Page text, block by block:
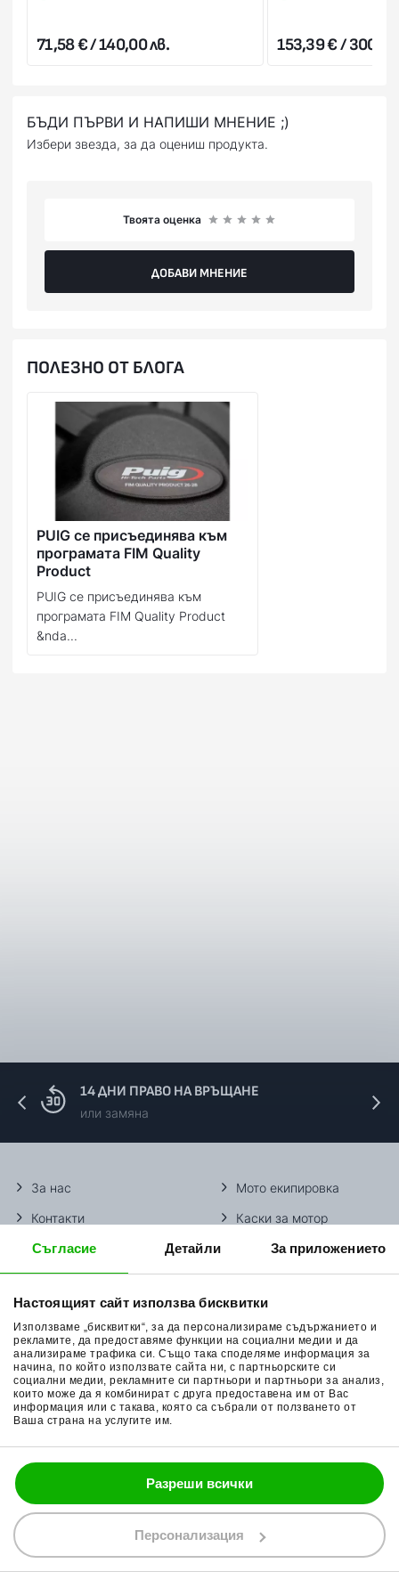
Съгласие Детайли За приложението
Настоящият сайт използва бисквитки
Използваме „бисквитки“, за да персонализираме съдържанието и
рекламите, да предоставяме функции на социални медии и да
анализираме трафика си. Също така споделяме информация за
начина, по който използвате сайта ни, с партньорските си
социални медии, рекламните си партньори и партньори за анализ,
които може да я комбинират с друга предоставена им от Вас
информация или с такава, която са събрали от ползването от
Ваша страна на услугите им.
Разреши всички
Персонализация
Стойността на поръчката се заплаща на куриера в брой
71,58 € / 140,00 лв. 153,39 € /
БЪДИ ПЪРВИ И НАПИШИ МНЕНИЕ ;)
Избери звезда, за да оцениш продукта.
Твоята оценка
ДОБАВИ МНЕНИЕ
ПОЛЕЗНО ОТ БЛОГА
PUIG се присъединява към
програмата FIM Quality
Product
PUIG се присъединява към
програмата FIM Quality Product
&nda...
14 ДНИ ПРАВО НА ВРЪЩАНЕ
или замяна
За нас
Контакти
Методи доставка
Начини плащане
Връщане на стока
Общи условия
Поверителност
Политика за бисквитки
Мото екипировка
Каски за мотор
Ботуши за мотор
Гуми за мотор
Очила за мотор
Раници за мотор
Ръкавици за мотор
Части за мотор
088 200 7002
shop@bobimx.com